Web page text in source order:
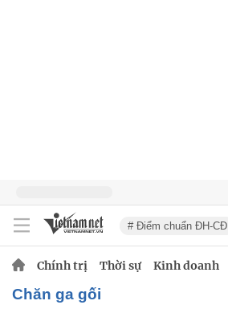
# Điểm chuẩn ĐH-CĐ
Chính trị Thời sự Kinh doanh
chăn ga gối